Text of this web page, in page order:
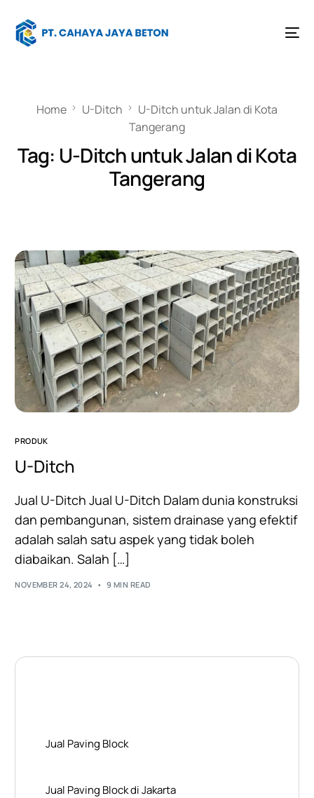
Home U-Ditch
U-Ditch untuk Jalan di Kota
Tangerang
Tag: U-Ditch untuk Jalan di Kota
Tangerang
PRODUK
U-Ditch
Jual U-Ditch Jual U-Ditch Dalam dunia konstruksi
dan pembangunan, sistem drainase yang efektif
adalah salah satu aspek yang tidak boleh
diabaikan. Salah […]
NOVEMBER 24, 2024 9 MIN READ
Jual Paving Block
Jual Paving Block di Jakarta